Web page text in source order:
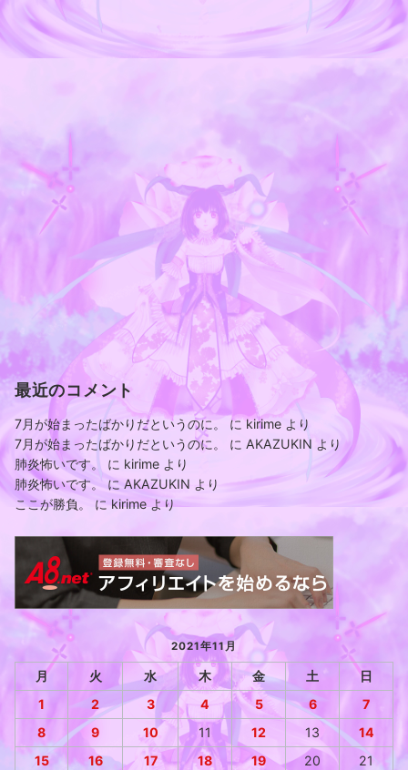
最近のコメント
7月が始まったばかりだというのに。 にkirime より
7月が始まったばかりだというのに。
に AKAZUKIN より
肺炎怖いです。
に kirime より
肺炎怖いです。
に AKAZUKIN より
ここが勝負。
にkirimeより
2021年11月
月 火 水 木 金 土
日
1
2 3 4 5 6
7
8
9 10 11 12 13
14
15
16 17 18 19 20
21